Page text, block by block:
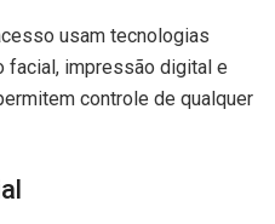
usam tecnologias
facial, impressão digital e
controle de qualquer